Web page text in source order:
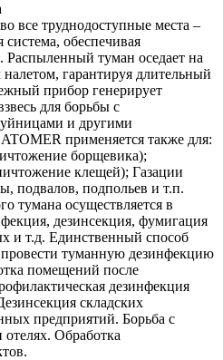
все труднодоступные места –
обеспечивая
туман оседает на
гарантируя длительный
прибор генерирует
для борьбы с
и другими
применяется также для:
борщевика);
клещей); Газации
подвалов, подпольев и т.п.
тумана осуществляется в
дезинсекция, фумигация
и т.д. Единственный способ
туманную дезинфекцию
помещений после
дезинфекция
складских
предприятий. Борьба с
Обработка